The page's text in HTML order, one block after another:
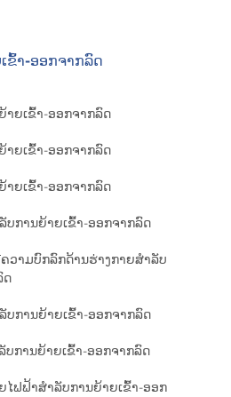
ຂົ້າ-ອອກຈາກລົດ
າຍເຂົ້າ-ອອກຈາກລົດ
າຍເຂົ້າ-ອອກຈາກລົດ
າຍເຂົ້າ-ອອກຈາກລົດ
ບການຍ້າຍເຂົ້າ-ອອກຈາກລົດ
ວາມບົກລົກດ້ານຮ່າງກາຍສຳລັບ
ດ
ບການຍ້າຍເຂົ້າ-ອອກຈາກລົດ
ບການຍ້າຍເຂົ້າ-ອອກຈາກລົດ
ໄຟຟ້າສຳລັບການຍ້າຍເຂົ້າ-ອອກ